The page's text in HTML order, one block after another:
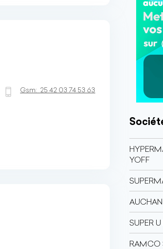
Gsm: 25 42 03 74 53 63
YOFF
AUCHAN
SUPER
RAMCO